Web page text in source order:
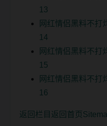
13
网红情侣黑料不打
14
网红情侣黑料不打
15
网红情侣黑料不打
16
返回栏目 返回首页